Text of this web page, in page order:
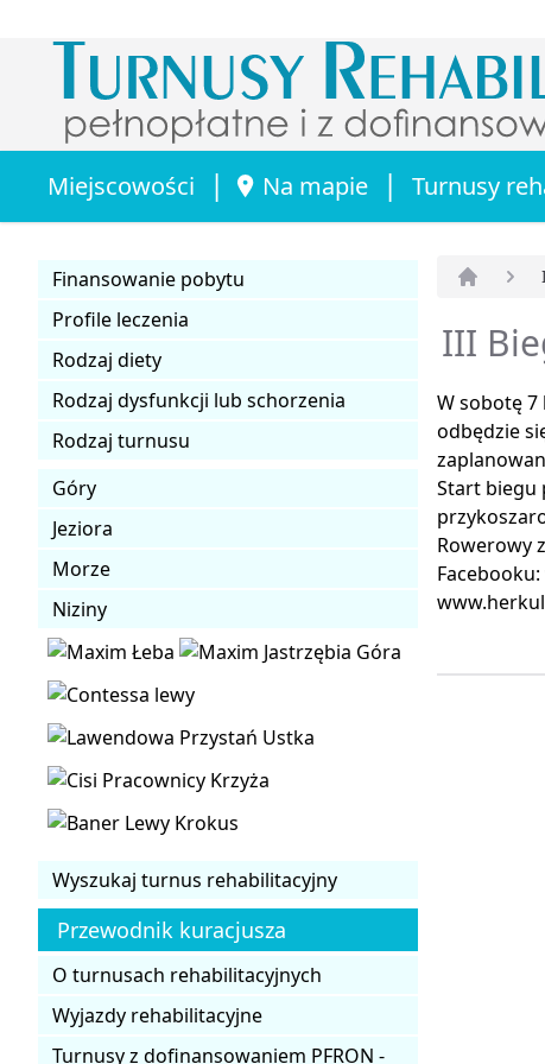
Miejscowości | Na mapie | Turnusy
Finansowanie pobytu
Profile leczenia
Rodzaj diety
Rodzaj dysfunkcji lub schorzenia
Rodzaj turnusu
Góry
Jeziora
Morze
Niziny
Wyszukaj turnus rehabilitacyjny
Przewodnik kuracjusza
O turnusach rehabilitacyjnych
Wyjazdy rehabilitacyjne
Turnusy z dofinansowaniem PFRON -
III
W sobotę 7
odbędzie
Start biegu
Rowerowy